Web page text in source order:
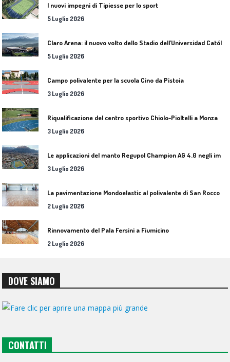
I nuovi impegni di Tipiesse per lo sport
5 Luglio 2026
5 Luglio 2026
Campo polivalente per la scuola Cino da Pistoia
3 Luglio 2026
Riqualificazione del centro sportivo Chiolo-Pioltelli a Monza
3 Luglio 2026
3 Luglio 2026
2 Luglio 2026
Rinnovamento del Pala Fersini a Fiumicino
2 Luglio 2026
DOVE SIAMO
CONTATTI